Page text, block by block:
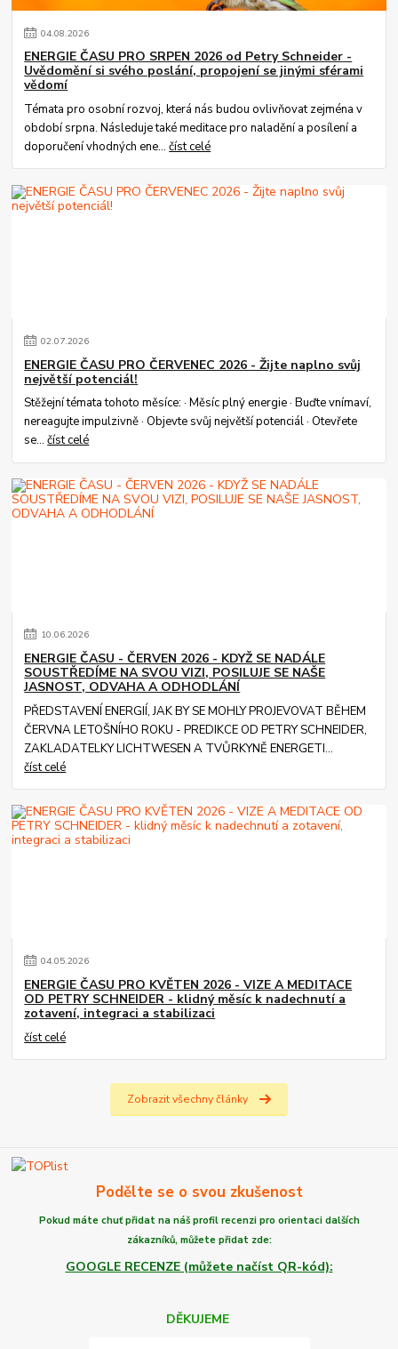
04.08.2026
ENERGIE ČASU PRO SRPEN 2026 od Petry Schneider -
Uvědomění si svého poslání, propojení se jinými sférami
vědomí
Témata pro osobní rozvoj, která nás budou ovlivňovat zejména v
období srpna. Následuje také meditace pro naladění a posílení a
doporučení vhodných ene...číst celé
02.07.2026
ENERGIE ČASU PRO ČERVENEC 2026 - Žijte naplno svůj
největší potenciál!
Stěžejní témata tohoto měsíce: · Měsíc plný energie · Buďte vnímaví,
nereagujte impulzivně · Objevte svůj největší potenciál · Otevřete
se...číst celé
10.06.2026
ENERGIE ČASU - ČERVEN 2026 - KDYŽ SE NADÁLE
SOUSTŘEDÍME NA SVOU VIZI, POSILUJE SE NAŠE
JASNOST, ODVAHA A ODHODLÁNÍ
PŘEDSTAVENÍ ENERGIÍ, JAK BY SE MOHLY PROJEVOVAT BĚHEM
ČERVNA LETOŠNÍHO ROKU - PREDIKCE OD PETRY SCHNEIDER,
ZAKLADATELKY LICHTWESEN A TVŮRKYNĚ ENERGETI...
číst celé
04.05.2026
ENERGIE ČASU PRO KVĚTEN 2026 - VIZE A MEDITACE
OD PETRY SCHNEIDER - klidný měsíc k nadechnutí a
zotavení, integraci a stabilizaci
číst celé
Zobrazit všechny články
Podělte se o svou zkušenost
Pokud máte chuťpřidat na náš profil recenzi pro orientaci dalších
zákazníků, můžete přidat zde:
GOOGLE RECENZE (můžete načíst QR-kód):
DĚKUJEME